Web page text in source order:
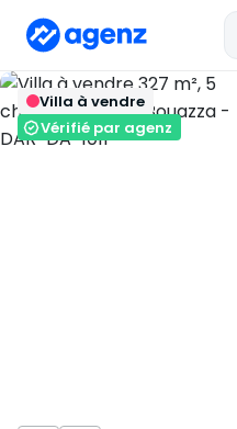
Retour
Immobilier Maroc
Dar Bouazza
DAR-DA-1011
Villa à vendre
Vérifié par agenz